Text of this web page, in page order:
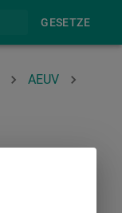
GESETZE
AEUV